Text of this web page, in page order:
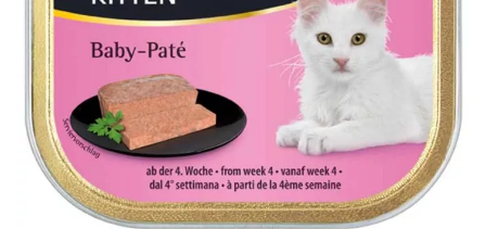
0,85 €
Menge
Warenkorb
inkl. MwSt.zzgl. VersandLieferzeit 1-3 Werktage